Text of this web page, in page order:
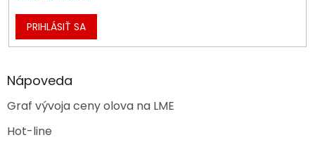
PRIHLÁSIŤ SA
Nápoveda
Graf vývoja ceny olova na LME
Hot-line